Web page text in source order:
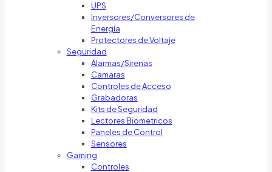
UPS
Inversores/Conversores de
Energía
Protectores de Voltaje
Seguridad
Alarmas/Sirenas
Camaras
Controles de Acceso
Grabadoras
Kits de Seguridad
Lectores Biometricos
Paneles de Control
Sensores
Gaming
Controles